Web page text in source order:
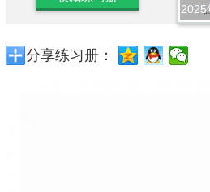
2025
分享练习册：